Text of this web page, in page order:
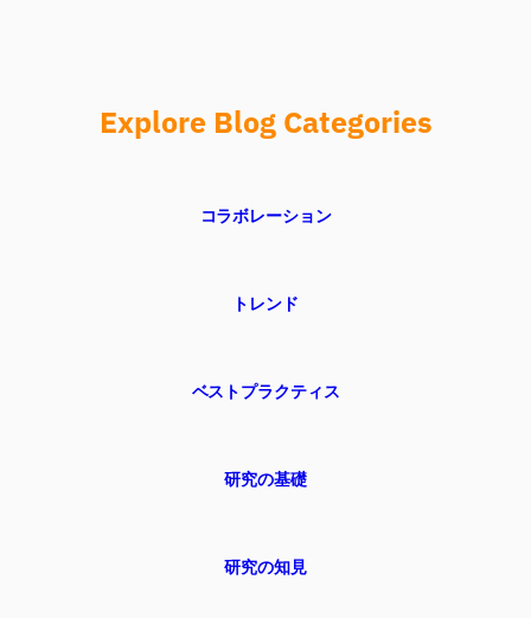
Explore Blog Categories
コラボレーション
トレンド
ベストプラクティス
研究の基礎
研究の知見